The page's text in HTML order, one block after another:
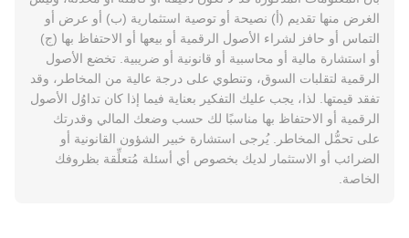
الغرض منها تقديم (أ) نصيحة أو توصية استثمارية (ب) أو عرض أو
التماس أو حافز لشراء الأصول الرقمية أو بيعها أو الاحتفاظ بها (ج)
أو استشارة مالية أو محاسبية أو قانونية أو ضريبية. تخضع الأصول
الرقمية لتقلبات السوق، وتنطوي على درجة عالية من المخاطر، وقد
تفقد قيمتها. لذا، يجب عليك التفكير بعناية فيما إذا كان تداوُل الأصول
الرقمية أو الاحتفاظ بها مناسبًا لك حسب وضعك المالي وقدرتك
على تحمُّل المخاطر. يُرجى استشارة خبير الشؤون القانونية أو
الضرائب أو الاستثمار لديك بخصوص أي أسئلة مُتعلِّقة بظروفك
الخاصة.